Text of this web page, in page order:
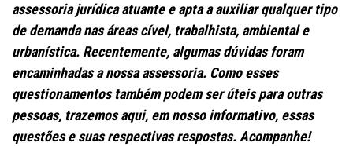
assessoria jurídica atuante e apta a auxiliar qualquer tipo
de demanda nas áreas cível, trabalhista, ambiental e
urbanística. Recentemente, algumas dúvidas foram
encaminhadas a nossa assessoria. Como esses
questionamentos também podem ser úteis para outras
pessoas, trazemos aqui, em nosso informativo, essas
questões e suas respectivas respostas. Acompanhe!